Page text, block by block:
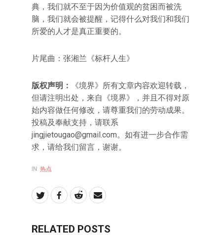
典，我们就不至于因为价值观的贫困而被洗
脑，我们就会被提醒，记得什么对我们和我们
所爱的人才是真正重要的。
片尾曲：张湘兰《标杆人生》
版权声明：
《境界》所有文章内容欢迎转载，
但请注明出处，来自《境界》，并且不得对原
始内容做任何修改，请尊重我们的劳动成果。
投稿及奉献支持，请联系
jingjietougao@gmail.com。如有进一步合作需
求，请给我们留言，谢谢。
IN: 热点
RELATED POSTS